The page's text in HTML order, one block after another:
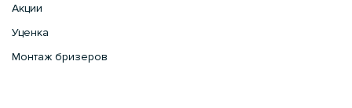
Акции
Уценка
Монтаж бризеров